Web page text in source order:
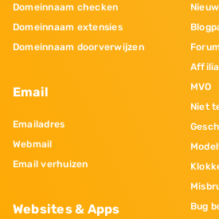
Domeinnaam checken
Domeinnaam extensies
Domeinnaam doorverwijzen
Email
Emailadres
Webmail
Email verhuizen
Websites & Apps
Forum
MVO
Niet
Bug